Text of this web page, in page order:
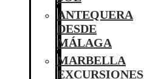
ANTEQUERA
DESDE
MÁLAGA
MARBELLA
EXCURSIONES